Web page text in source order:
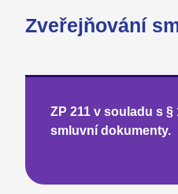
Zveřejňování
ZP 211 v souladu s
smluvní dokumenty.